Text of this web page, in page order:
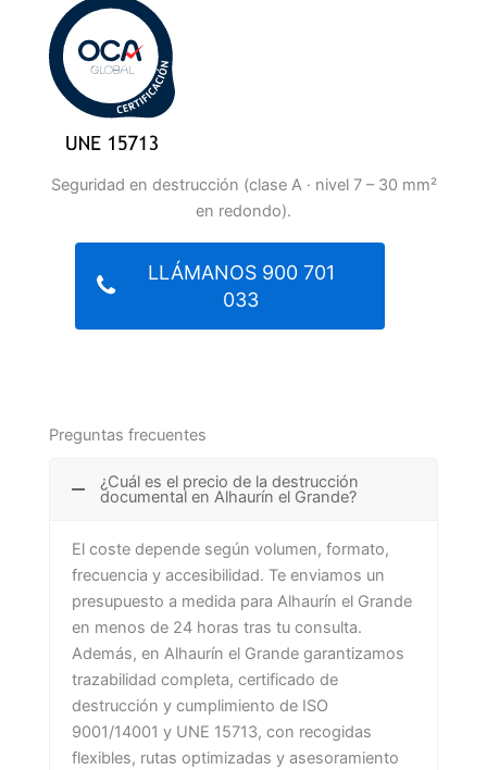
Seguridad en destrucción (clase A · nivel 7 – 30 mm²
en redondo).
LLÁMANOS 900 701
033
Preguntas frecuentes
¿Cuál es el precio de la destrucción
documental en Alhaurín el Grande?
El coste depende según volumen, formato,
frecuencia y accesibilidad. Te enviamos un
presupuesto a medida para Alhaurín el Grande
en menos de 24 horas tras tu consulta.
Además, en Alhaurín el Grande garantizamos
trazabilidad completa, certificado de
destrucción y cumplimiento de ISO
9001/14001 y UNE 15713, con recogidas
flexibles, rutas optimizadas y asesoramiento